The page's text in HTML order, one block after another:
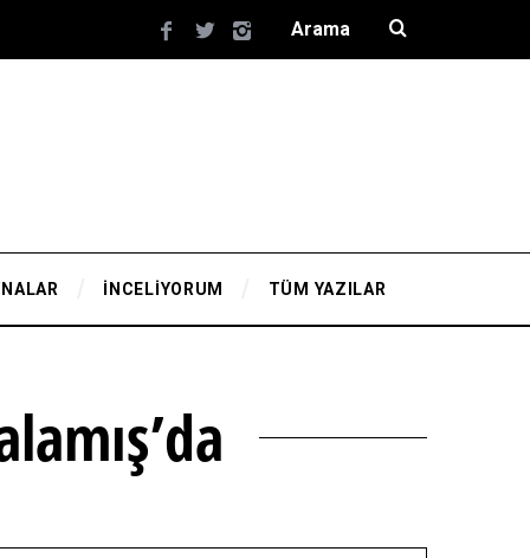
İNCELİYORUM TÜM YAZILAR